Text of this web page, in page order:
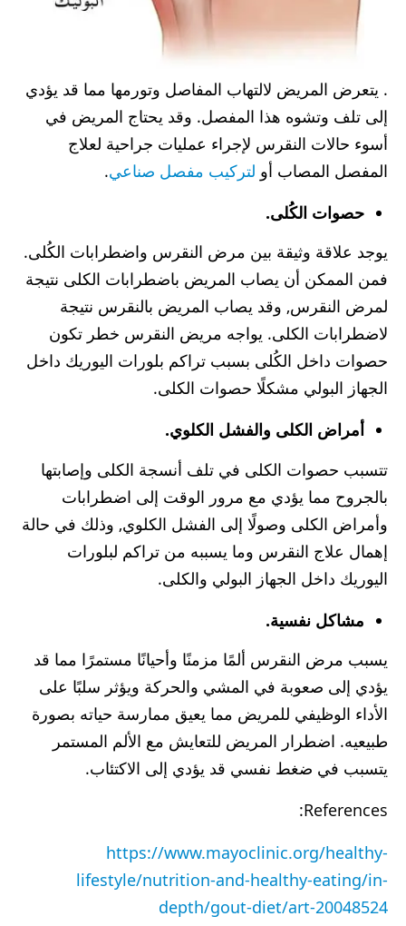
. يتعرض المريض لالتهاب المفاصل وتورمها مما قد يؤدي
إلى تلف وتشوه هذا المفصل. وقد يحتاج المريض في
أسوء حالات النقرس لإجراء عمليات جراحية لعلاج
المفصل المصاب أو لتركيب مفصل صناعي.
حصوات الكُلى.
يوجد علاقة وثيقة بين مرض النقرس واضطرابات الكُلى.
فمن الممكن أن يصاب المريض باضطرابات الكلى نتيجة
لمرض النقرس, وقد يصاب المريض بالنقرس نتيجة
لاضطرابات الكلى. يواجه مريض النقرس خطر تكون
حصوات داخل الكُلى بسبب تراكم بلورات اليوريك داخل
الجهاز البولي مشكلًا حصوات الكلى.
أمراض الكلى والفشل الكلوي.
تتسبب حصوات الكلى في تلف أنسجة الكلى وإصابتها
بالجروح مما يؤدي مع مرور الوقت إلى اضطرابات
وأمراض الكلى وصولًا إلى الفشل الكلوي, وذلك في حالة
إهمال علاج النقرس وما يسببه من تراكم لبلورات
اليوريك داخل الجهاز البولي والكلى.
مشاكل نفسية.
يسبب مرض النقرس ألمًا مزمنًا وأحيانًا مستمرًا مما قد
يؤدي إلى صعوبة في المشي والحركة ويؤثر سلبًا على
الأداء الوظيفي للمريض مما يعيق ممارسة حياته بصورة
طبيعيه. اضطرار المريض للتعايش مع الألم المستمر
يتسبب في ضغط نفسي قد يؤدي إلى الاكتئاب.
References:
https://www.mayoclinic.org/healthy-
lifestyle/nutrition-and-healthy-eating/in-
depth/gout-diet/art-20048524